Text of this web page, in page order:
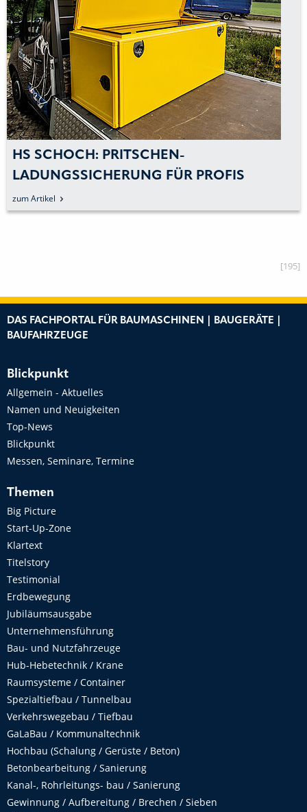
HS SCHOCH: PRITSCHEN-
LADUNGSSICHERUNG FÜR PROFIS
zum Artikel
[195]
DAS FACHPORTAL FÜR BAUMASCHINEN | BAUGERÄTE |
BAUFAHRZEUGE
Blickpunkt
Allgemein - Aktuelles
Namen und Neuigkeiten
Top-News
Blickpunkt
Messen, Seminare, Termine
Themen
Big Picture
Start-Up-Zone
Klartext
Titelstory
Testimonial
Erdbewegung
Jubiläumsausgabe
Unternehmensführung
Bau- und Nutzfahrzeuge
Hub-Hebetechnik / Krane
Raumsysteme / Container
Spezialtiefbau / Tunnelbau
Verkehrswegebau / Tiefbau
GaLaBau / Kommunaltechnik
Hochbau (Schalung / Gerüste / Beton)
Betonbearbeitung / Sanierung
Kanal-, Rohrleitungs- bau / Sanierung
Gewinnung / Aufbereitung / Brechen / Sieben